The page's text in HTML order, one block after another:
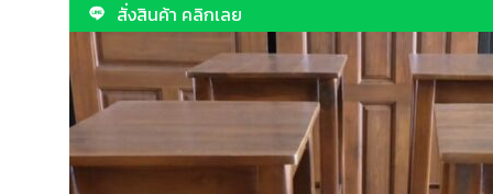
สั่งสินค้า คลิกเลย